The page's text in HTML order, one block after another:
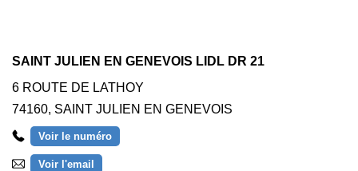
SAINT JULIEN EN GENEVOIS LIDL DR 21
6 ROUTE DE LATHOY
74160, SAINT JULIEN EN GENEVOIS
Voir le numéro
Voir l'email